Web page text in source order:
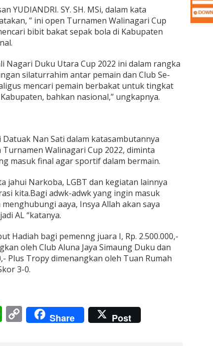
YUDIANDRI. SY. SH. MSi, dalam kata
” ini open Turnamen Walinagari Cup
bibit bakat sepak bola di Kabupaten
Nagari Duku Utara Cup 2022 ini dalam rangka
silaturrahim antar pemain dan Club Se-
mencari pemain berbakat untuk tingkat
bahkan nasional,” ungkapnya.
Datuak Nan Sati dalam katasambutannya
Turnamen Walinagari Cup 2022, diminta
masuk final agar sportif dalam bermain.
jahui Narkoba, LGBT dan kegiatan lainnya
kita.Bagi adwk-adwk yang ingin masuk
aaya, Insya Allah akan saya
AL “katanya.
Hadiah bagi pemenng juara I, Rp. 2.500.000,-
oleh Club Aluna Jaya Simaung Duku dan
Plus Tropy dimenangkan oleh Tuan Rumah
3-0.
W C
o
Share Post